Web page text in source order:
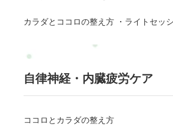
カラダとココロの整え方 ・ライトセッ
自律神経・内臓疲労ケア
ココロとカラダの整え方